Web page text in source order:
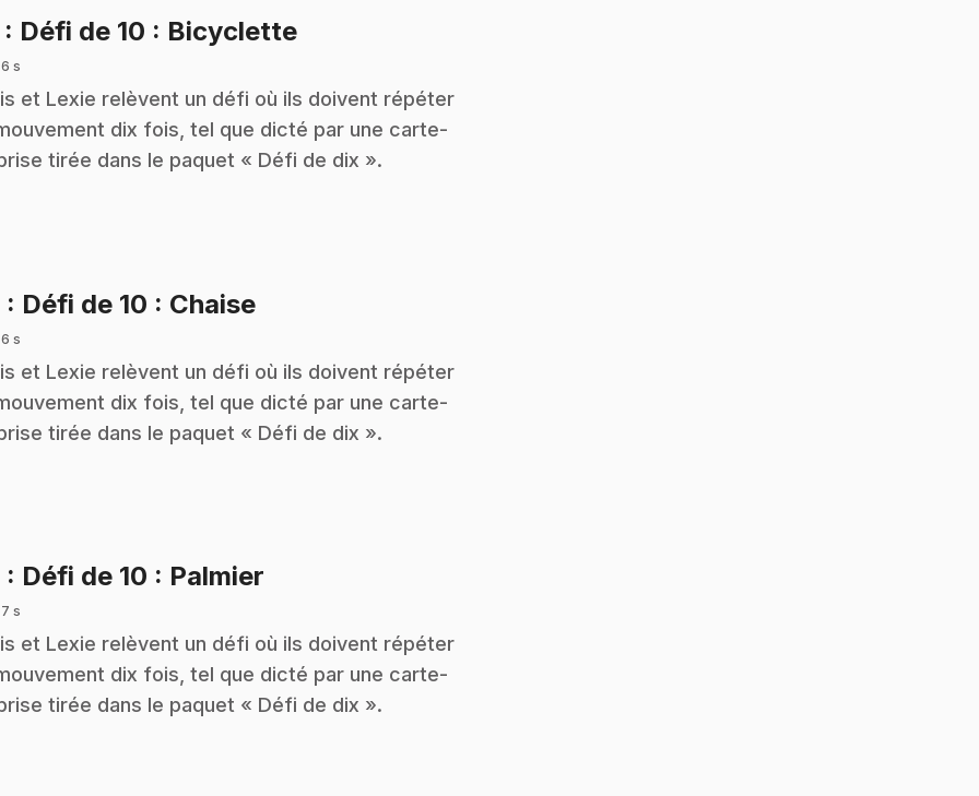
: Défi de 10 : Bicyclette.
s
et Lexie relèvent un défi où ils doivent répéter
dix fois, tel que dicté par une carte-
tirée dans le paquet « Défi de dix ».
: Défi de 10 : Chaise.
s
et Lexie relèvent un défi où ils doivent répéter
dix fois, tel que dicté par une carte-
tirée dans le paquet « Défi de dix ».
: Défi de 10 : Palmier
s
et Lexie relèvent un défi où ils doivent répéter
dix fois, tel que dicté par une carte-
tirée dans le paquet « Défi de dix ».